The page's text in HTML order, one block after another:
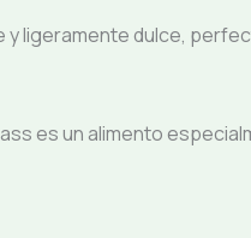
ligeramente dulce,
es un alimento